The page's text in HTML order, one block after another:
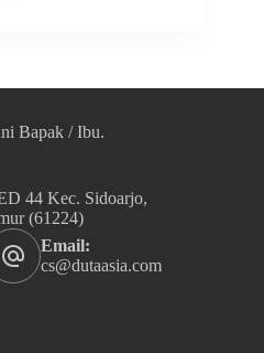
Bapak / Ibu.
44 Kec. Sidoarjo,
(61224)
Email:
cs@dutaasia.com